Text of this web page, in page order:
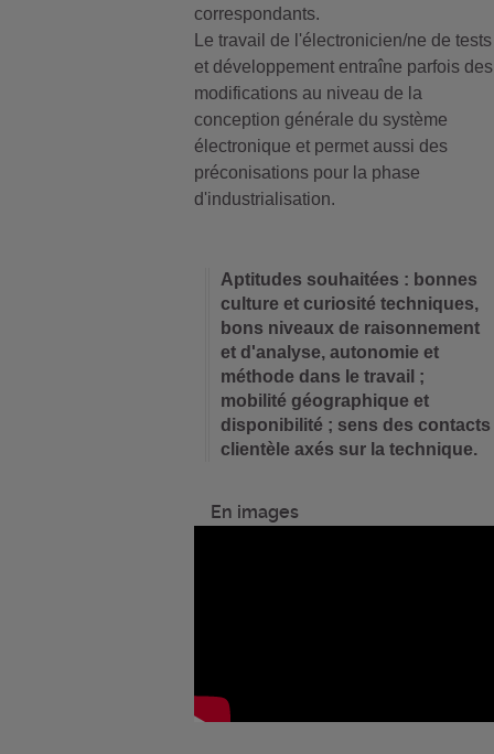
correspondants.
Le travail de l'électronicien/ne de tests
et développement entraîne parfois des
modifications au niveau de la
conception générale du système
électronique et permet aussi des
préconisations pour la phase
d'industrialisation.
Aptitudes souhaitées : bonnes
culture et curiosité techniques,
bons niveaux de raisonnement
et d'analyse, autonomie et
méthode dans le travail ;
mobilité géographique et
disponibilité ; sens des contacts
clientèle axés sur la technique.
En images